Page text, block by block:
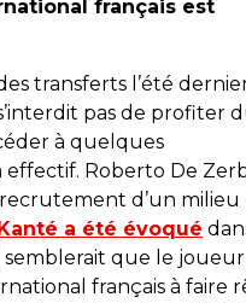
français est
transferts l’été
pas de profiter
à quelques
effectif. Roberto De
d’un milieu
a été évoqué
que le joueur
français à faire